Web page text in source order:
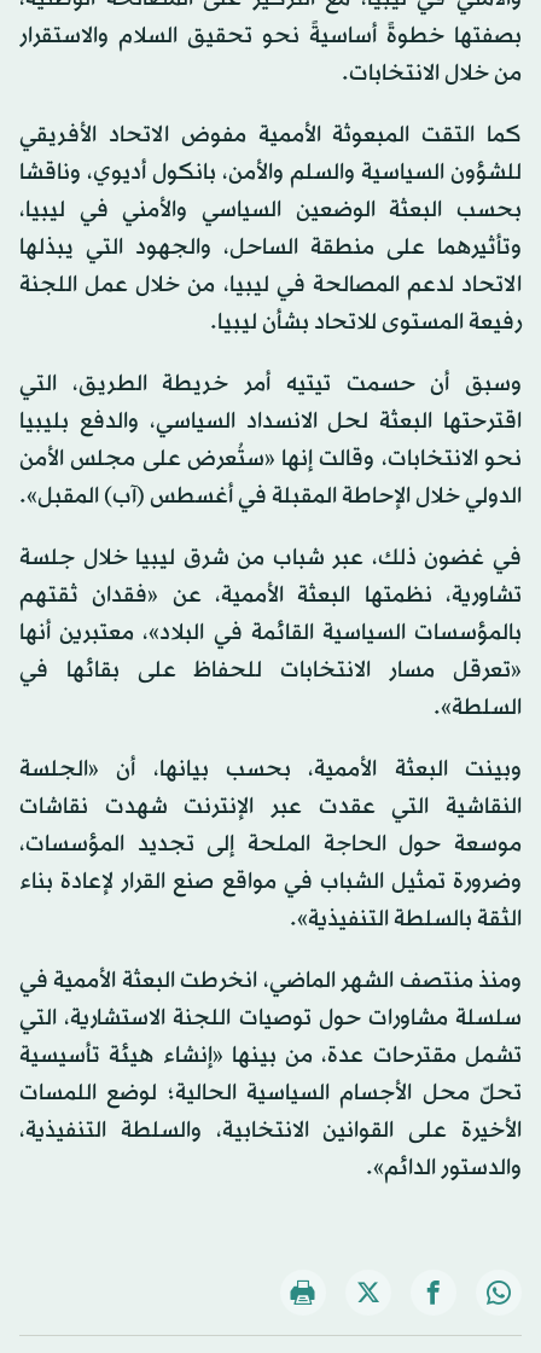
بصفتها خطوةً أساسيةً نحو تحقيق السلام والاستقرار
من خلال الانتخابات.
كما التقت المبعوثة الأممية مفوض الاتحاد الأفريقي
للشؤون السياسية والسلم والأمن، بانكول أديوي، وناقشا
بحسب البعثة الوضعين السياسي والأمني في ليبيا،
وتأثيرهما على منطقة الساحل، والجهود التي يبذلها
الاتحاد لدعم المصالحة في ليبيا، من خلال عمل اللجنة
رفيعة المستوى للاتحاد بشأن ليبيا.
وسبق أن حسمت تيتيه أمر خريطة الطريق، التي
اقترحتها البعثة لحل الانسداد السياسي، والدفع بليبيا
نحو الانتخابات، وقالت إنها «ستُعرض على مجلس الأمن
الدولي خلال الإحاطة المقبلة في أغسطس (آب) المقبل».
في غضون ذلك، عبر شباب من شرق ليبيا خلال جلسة
تشاورية، نظمتها البعثة الأممية، عن «فقدان ثقتهم
بالمؤسسات السياسية القائمة في البلاد»، معتبرين أنها
«تعرقل مسار الانتخابات للحفاظ على بقائها في
السلطة».
وبينت البعثة الأممية، بحسب بيانها، أن «الجلسة
النقاشية التي عقدت عبر الإنترنت شهدت نقاشات
موسعة حول الحاجة الملحة إلى تجديد المؤسسات،
وضرورة تمثيل الشباب في مواقع صنع القرار لإعادة بناء
الثقة بالسلطة التنفيذية».
ومنذ منتصف الشهر الماضي، انخرطت البعثة الأممية في
سلسلة مشاورات حول توصيات اللجنة الاستشارية، التي
تشمل مقترحات عدة، من بينها «إنشاء هيئة تأسيسية
تحلّ محل الأجسام السياسية الحالية؛ لوضع اللمسات
الأخيرة على القوانين الانتخابية، والسلطة التنفيذية،
والدستور الدائم».